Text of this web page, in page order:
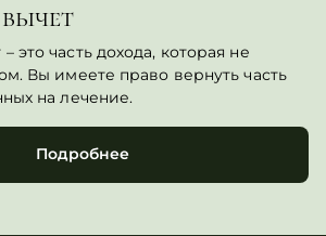
это часть дохода, которая не
Вы имеете право вернуть часть
на лечение.
Подробнее